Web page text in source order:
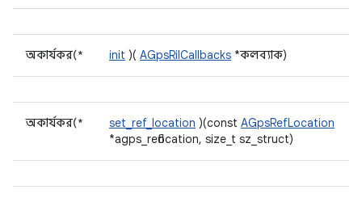
অকার্যকর(* init )( AGpsRilCallbacks *কলব্যাক)
অকার্যকর(* set_ref_location )(const AGpsRefLocation
*agps_reflocation, size_t sz_struct)